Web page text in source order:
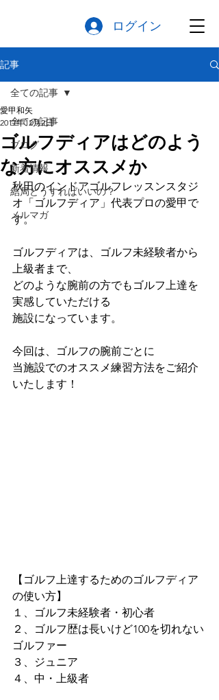
ログイン
記事
全ての記事
ブログ
新着情報
結局どうすればいいの？
メルマガ
全ての記事
ゴルフディアはどのよう
な方にオススメか
愛甲和矢
2017年12月2日
秋田のインドアゴルフレッスンスタジ
オ「ゴルフディア」代表プロの愛甲で
す。
ゴルフディアは、ゴルフ未経験者から
上級者まで、
どのような腕前の方でもゴルフ上達を
実感していただける
施設になっています。
今回は、ゴルフの腕前ごとに
当施設でのオススメ練習方法をご紹介
いたします！
【ゴルフ上達するためのゴルフディア
の使い方】
１、ゴルフ未経験者・初心者
２、ゴルフ歴は長いけど100を切れない
ゴルファー
３、ジュニア
４、中・上級者